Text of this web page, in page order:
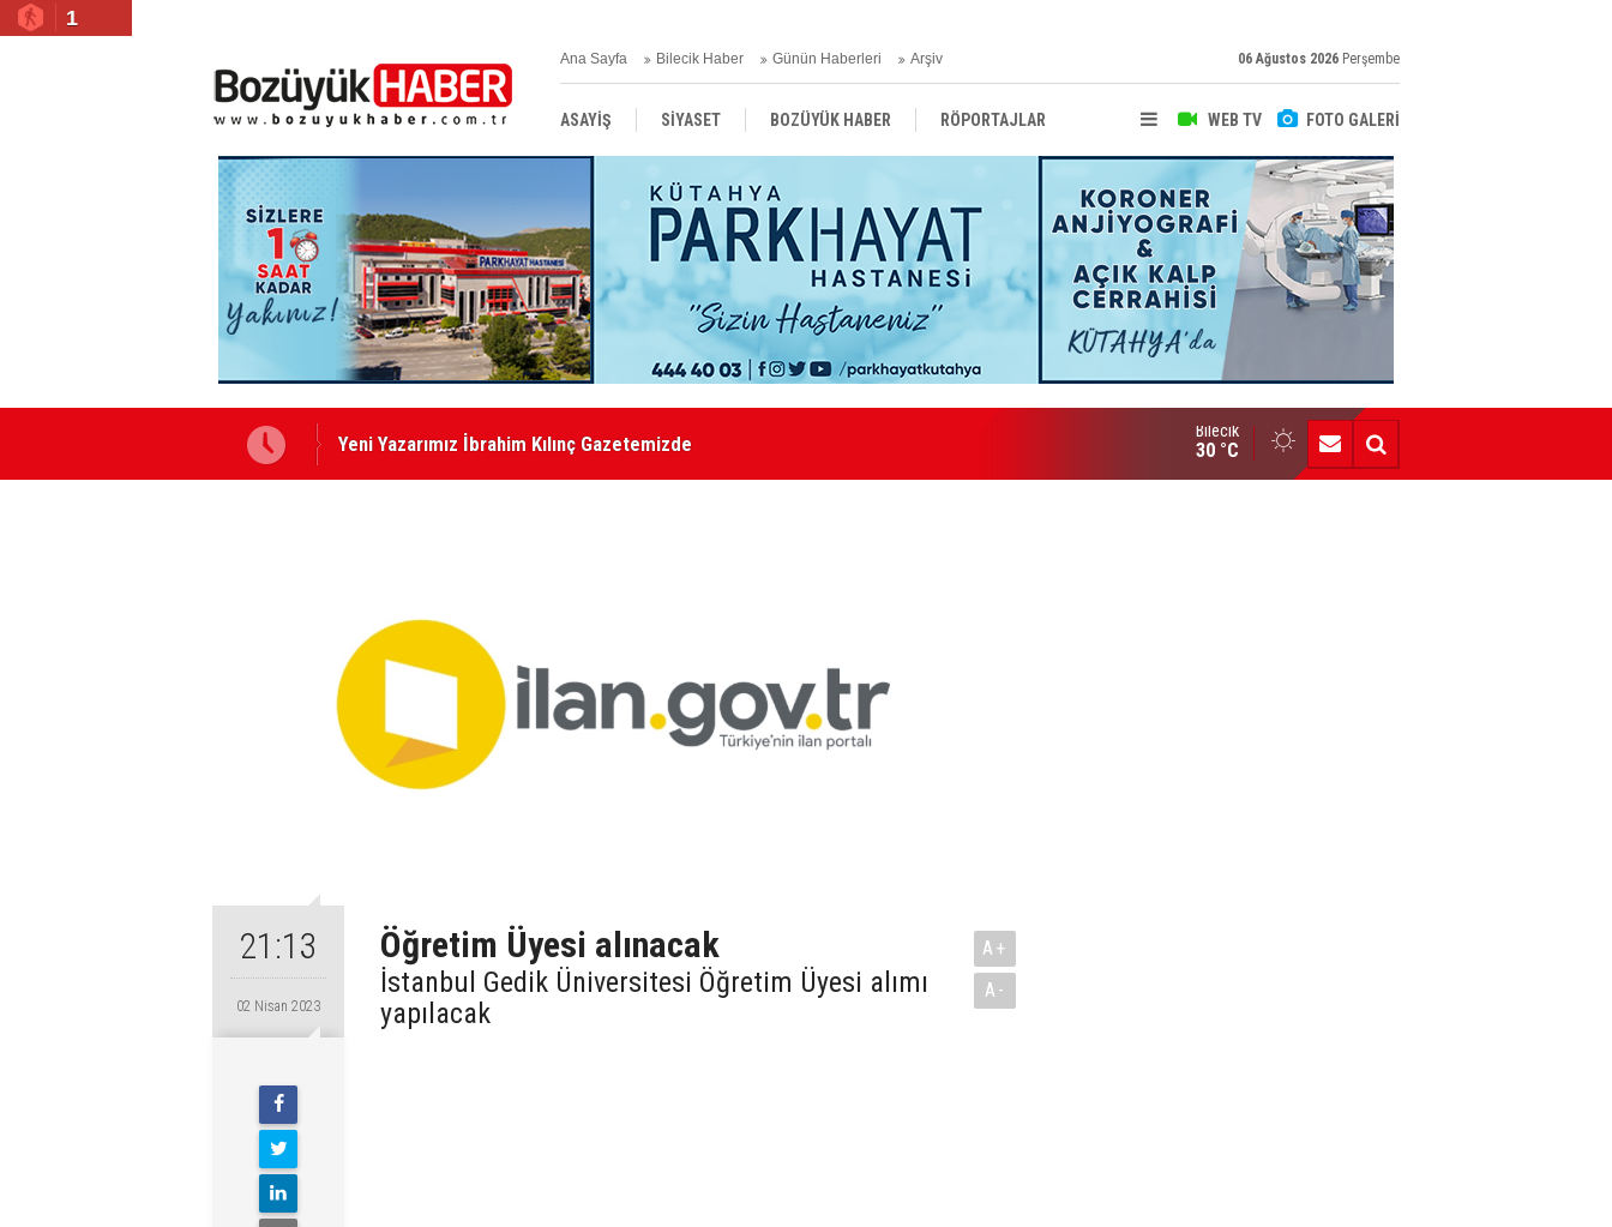
1
Ana Sayfa Bilecik Haber Günün Haberleri Arşiv 06 Ağustos 2026 Perşembe
WEB TV FOTO GALERİ
ASAYİŞ SİYASET BOZÜYÜK HABER RÖPORTAJLAR
RESMİ İLANLAR
Yeni Yazarımız İbrahim Kılınç Gazetemizde Bozüyük AİHL’den Büyük Başarı
Bilecik
30 °C
21:13
02 Nisan 2023
Öğretim Üyesi alınacak
İstanbul Gedik Üniversitesi Öğretim Üyesi alımı
yapılacak
A+
A-